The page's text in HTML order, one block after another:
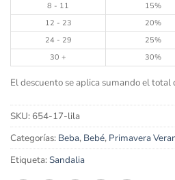
8 - 11
15%
12 - 23
20%
24 - 29
25%
30 +
30%
El descuento se aplica sumando el
SKU: 654-17-lila
Categorías: Beba, Bebé, Primavera
Etiqueta:Sandalia